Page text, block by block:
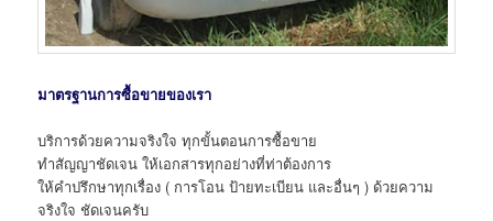
มาตรฐานการซื้อขายของเรา
บริการด้วยความจริงใจ ทุกขั้นตอนการซื้อขาย
ทำสัญญาชัดเจน ให้เอกสารทุกอย่างที่ท่าต้องการ
ให้คำปรึกษาทุกเรื่อง ( การโอน ป้ายทะเบียน และอื่นๆ ) ด้วยความ
จริงใจ ชัดเจนครับ